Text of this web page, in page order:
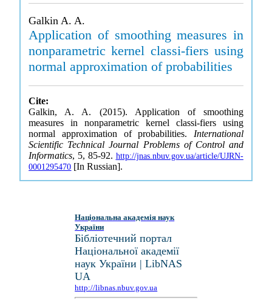
Galkin A. A.
Application of smoothing measures in
nonparametric kernel classi-fiers using
normal approximation of probabilities
Cite:
Galkin, A. A. (2015). Application of smoothing
measures in nonparametric kernel classi-fiers using
normal approximation of probabilities. International
Scientific Technical Journal Problems of Control and
Informatics, 5, 85-92. http://jnas.nbuv.gov.ua/article/UJRN-
0001295470 [In Russian].
Національна академія наук
України
Бібліотечний портал
Національної академії
наук України | LibNAS
UA
http://libnas.nbuv.gov.ua